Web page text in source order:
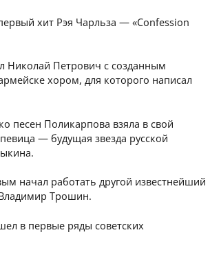
хит Рэя Чарльза — «Confession
Николай Петрович с созданным
хором, для которого написал
песен Поликарпова взяла в свой
— будущая звезда русской
начал работать другой известнейший
Трошин.
в первые ряды советских